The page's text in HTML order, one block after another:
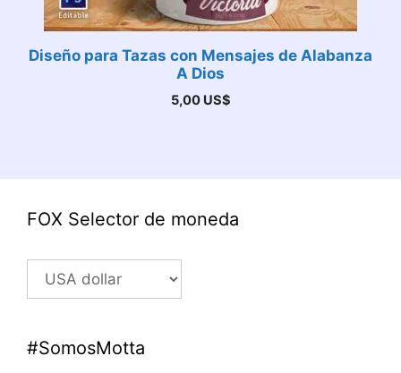
Diseño para Tazas con Mensajes de Alabanza
A Dios
5,00 US$
FOX Selector de moneda
#SomosMotta